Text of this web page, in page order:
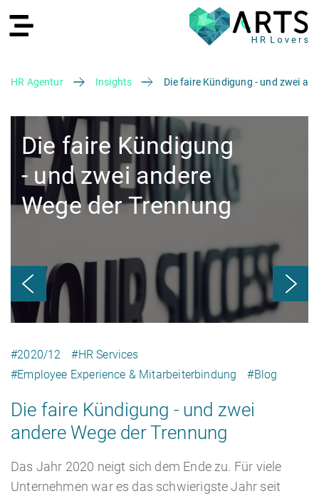
Recruiting
Recruiting Agentur
Recruiting as a Service
RPO
HR Services
HR Services
HR Outsourcing
Karriere
Über ARTS
HR Agentur Insights Die faire Kündigung - und zwei
Die faire Kündigung
- und zwei andere
Wege der Trennung
#2020/12
#HR Services
#Employee Experience & Mitarbeiterbindung
#Blog
Die faire Kündigung - und zwei
andere Wege der Trennung
Das Jahr 2020 neigt sich dem Ende zu. Für viele
Unternehmen war es das schwierigste Jahr seit